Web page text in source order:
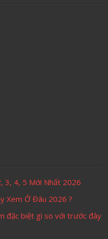
3, 4, 5 Mới Nhất 2026
Xem Ở Đâu 2026 ?
đặc biệt gì so với trước đây